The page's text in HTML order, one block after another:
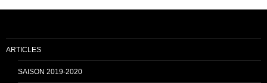
o
ARTICLES
SAISON 2019-2020